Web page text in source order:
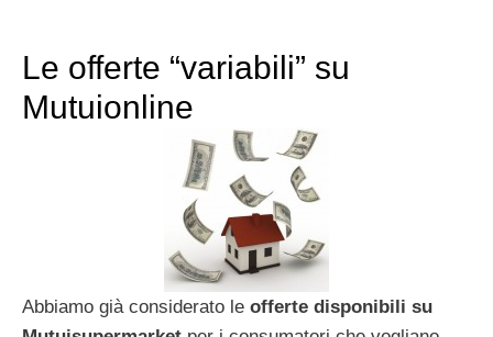
Le offerte “variabili” su
Mutuionline
Abbiamo già considerato le offerte disponibili su